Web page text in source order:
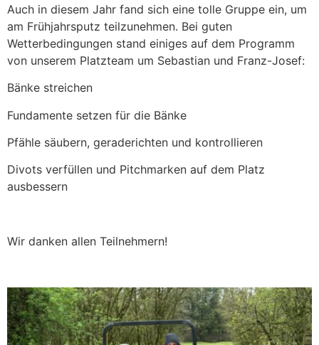
Auch in diesem Jahr fand sich eine tolle Gruppe ein, um
am Frühjahrsputz teilzunehmen. Bei guten
Wetterbedingungen stand einiges auf dem Programm
von unserem Platzteam um Sebastian und Franz-Josef:
Bänke streichen
Fundamente setzen für die Bänke
Pfähle säubern, geraderichten und kontrollieren
Divots verfüllen und Pitchmarken auf dem Platz
ausbessern
Wir danken allen Teilnehmern!